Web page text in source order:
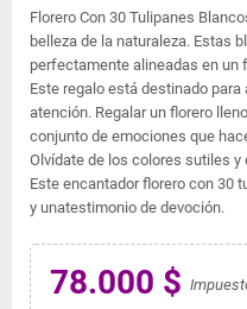
Florero Con 30 Tulipanes
belleza de la naturaleza. Estas
perfectamente alineadas en un
Este regalo está destinado
atención. Regalar un florero
conjunto de emociones que
Olvídate de los colores sutiles y
Este encantador florero con 30
y unatestimonio de devoción.
78.000 $